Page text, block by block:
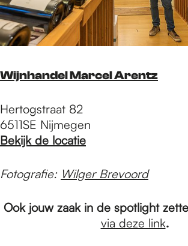
Wijnhandel Marcel Arentz
Hertogstraat 82
6511SE Nijmegen
Bekijk de locatie
Fotografie: Wilger Brevoord
Ook jouw zaak in de spotlight
via deze link.